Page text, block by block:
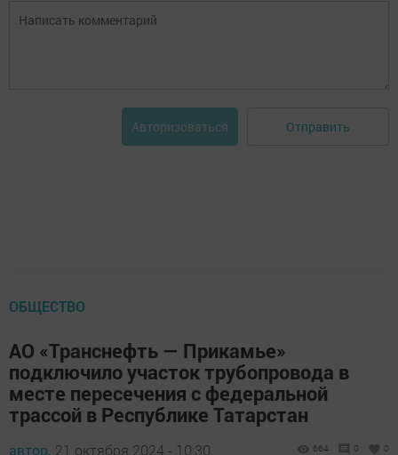
Авторизоваться Отправить
ОБЩЕСТВО
АО «Транснефть — Прикамье»
подключило участок трубопровода в
месте пересечения с федеральной
трассой в Республике Татарстан
автор, 21 октября 2024 - 10:30 664 0 0